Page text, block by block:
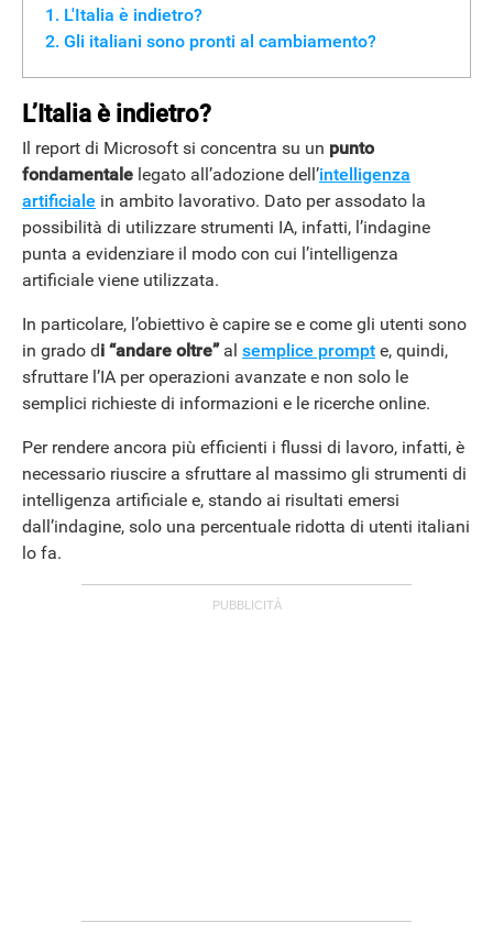
ANDROID
L'Italia è indietro?
Gli italiani sono pronti al cambiamento?
L’Italia è indietro?
Il report di Microsoft si concentra su un punto
fondamentale legato all’adozione dell’intelligenza
artificiale in ambito lavorativo. Dato per assodato la
possibilità di utilizzare strumenti IA, infatti, l’indagine
punta a evidenziare il modo con cui l’intelligenza
artificiale viene utilizzata.
In particolare, l’obiettivo è capire se e come gli utenti sono
in grado di “andare oltre” al semplice prompt e, quindi,
sfruttare l’IA per operazioni avanzate e non solo le
semplici richieste di informazioni e le ricerche online.
Per rendere ancora più efficienti i flussi di lavoro, infatti, è
necessario riuscire a sfruttare al massimo gli strumenti di
intelligenza artificiale e, stando ai risultati emersi
dall’indagine, solo una percentuale ridotta di utenti italiani
lo fa.